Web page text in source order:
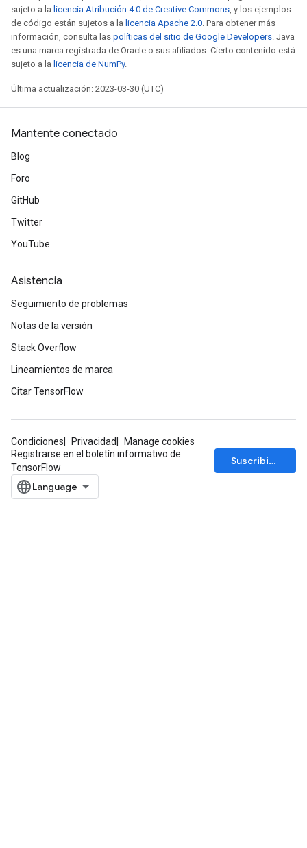
sujeto a la licencia Atribución 4.0 de Creative Commons, y los ejemplos
de código están sujetos a la licencia Apache 2.0. Para obtener más
información, consulta las políticas del sitio de Google Developers. Java
es una marca registrada de Oracle o sus afiliados. Cierto contenido está
sujeto a la licencia de NumPy.
Última actualización: 2023-03-30 (UTC)
Mantente conectado
Blog
Foro
GitHub
Twitter
YouTube
Asistencia
Seguimiento de problemas
Notas de la versión
Stack Overflow
Lineamientos de marca
Citar TensorFlow
Condiciones Privacidad
Manage cookies
Registrarse en el boletín informativo de
TensorFlow
Suscribirse